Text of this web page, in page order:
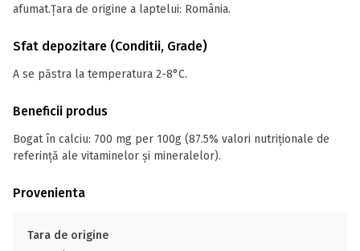
afumat.Țara de origine a laptelui: România.
Sfat depozitare (Conditii, Grade)
A se păstra la temperatura 2-8°C.
Beneficii produs
Bogat în calciu: 700 mg per 100g (87.5% valori nutriționale de
referință ale vitaminelor și mineralelor).
Provenienta
Tara de origine